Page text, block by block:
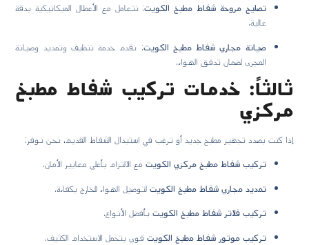
تصليح مروحة شفاط مطبخ الكويت: نتعامل مع الأعطال الميكانيكية بدقة
عالية.
صيانة مجاري شفاط مطبخ الكويت: نقدم خدمة تنظيف وتمديد وصيانة
المجرى لضمان تدفق الهواء.
ثالثاً: خدمات تركيب شفاط مطبخ
مركزي
إذا كنت بصدد تجهيز مطبخ جديد أو ترغب في استبدال الشفاط القديم، نحن نوفر:
تركيب شفاط مطبخ مركزي الكويتمع الالتزام بأعلى معايير الأمان.
تمديد مجاري شفاط مطبخ الكويتلتوصيل الهواء للخارج بكفاءة.
تركيب فلاتر شفاط مطبخ الكويتبأفضل الأنواع.
تركيب موتور شفاط مطبخ الكويتقوي يتحمل الاستخدام الكثيف.